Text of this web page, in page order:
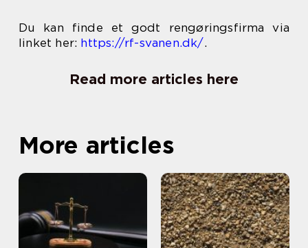
Du kan finde et godt rengøringsfirma via
linket her: https://rf-svanen.dk/.
Read more articles here
More articles